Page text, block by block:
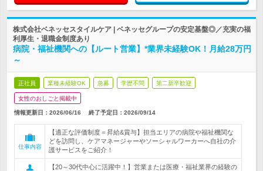
株式会社ベネッセスタイルケア | ベネッセグループの安定基盤◎／充実の福
利厚生・退職金制度あり
病院・福祉機関への【ルート営業】*業界未経験OK！月給28万円
～
正社員 業種未経験OK 急募 学歴不問 第二新卒歓迎
女性のおしごと掲載中
情報更新日：2026/06/16 終了予定日： 2026/09/14
仕事内容
【適正な評価制度＝昇給&賞与】担当エリアの病院や福祉機関な
どを訪問し、ケアマネージャーやソーシャルワーカーへ自社の介
護サービスをご紹介！
【20～30代中心に活躍中！】営業または医療・福祉業界の経験の